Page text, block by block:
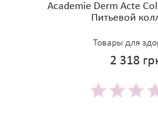
Academie Derm Acte
Питьевой
Товары для
2 318